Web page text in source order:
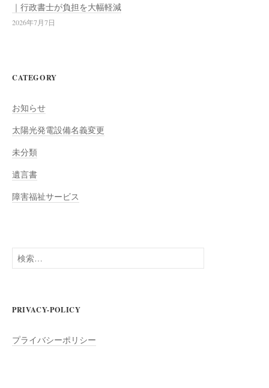
｜行政書士が負担を大幅軽減
2026年7月7日
CATEGORY
お知らせ
太陽光発電設備名義変更
未分類
遺言書
障害福祉サービス
検
索:
PRIVACY-POLICY
プライバシーポリシー